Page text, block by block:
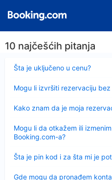
10 najčešćih pitanja
Šta je uključeno u cenu?
Sažeto
Mogu li izvršiti rezervaciju
Kako znam da je moja
Mogu li da otkažem ili
Booking.com-a?
Šta je pin kod i za šta mi je
Sažeto
Gde mogu da pronađem